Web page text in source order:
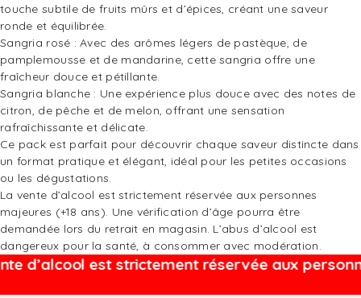
touche subtile de fruits mûrs et d’épices, créant une saveur
ronde et équilibrée.
Sangria rosé : Avec des arômes légers de pastèque, de
pamplemousse et de mandarine, cette sangria offre une
fraîcheur douce et pétillante.
Sangria blanche : Une expérience plus douce avec des notes de
citron, de pêche et de melon, offrant une sensation
rafraîchissante et délicate.
Ce pack est parfait pour découvrir chaque saveur distincte dans
un format pratique et élégant, idéal pour les petites occasions
ou les dégustations.
La vente d’alcool est strictement réservée aux personnes
majeures (+18 ans). Une vérification d’âge pourra être
demandée lors du retrait en magasin. L’abus d’alcool est
dangereux pour la santé, à consommer avec modération.
est strictement réservée aux personnes